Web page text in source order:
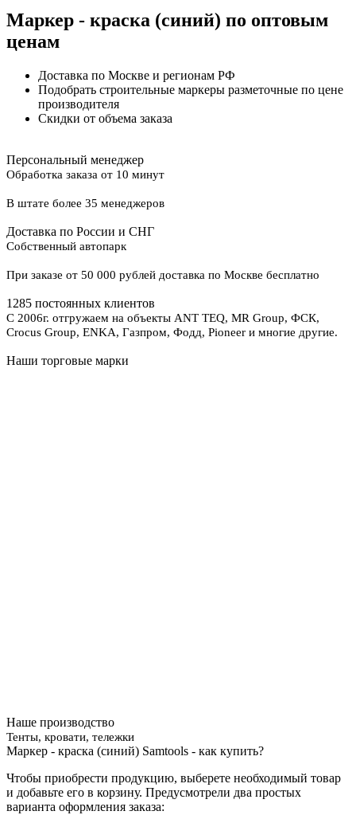
Маркер - краска (синий) по оптовым
ценам
Доставка по Москве и регионам РФ
Подобрать строительные маркеры разметочные по цене
производителя
Скидки от объема заказа
Персональный менеджер
Обработка заказа от 10 минут
В штате более 35 менеджеров
Доставка по России и СНГ
Собственный автопарк
При заказе от 50 000 рублей доставка по Москве бесплатно
1285 постоянных клиентов
С 2006г. отгружаем на объекты ANT TEQ, MR Group, ФСК,
Crocus Group, ENKA, Газпром, Фодд, Pioneer и многие другие.
Наши торговые марки
Наше производство
Тенты, кровати, тележки
Маркер - краска (синий) Samtools - как купить?
Чтобы приобрести продукцию, выберете необходимый товар
и добавьте его в корзину. Предусмотрели два простых
варианта оформления заказа: